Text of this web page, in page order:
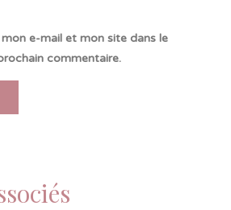
e-mail et mon site dans le
commentaire.